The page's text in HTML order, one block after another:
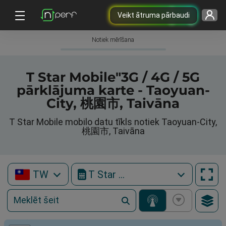
Veikt ātruma pārbaudi
Notiek mērīšana
T Star Mobile"3G / 4G / 5G
pārklājuma karte - Taoyuan-
City, 桃園市, Taivāna
T Star Mobile mobilo datu tīkls notiek Taoyuan-City,
桃園市, Taivāna
TW T Star Mobile